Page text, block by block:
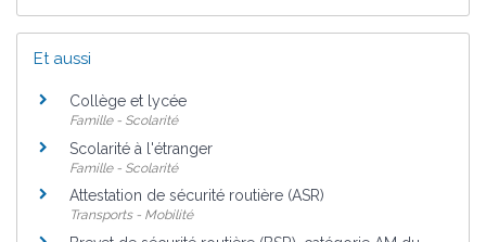
Et aussi
Collège et lycée
Famille - Scolarité
Scolarité à l'étranger
Famille - Scolarité
Attestation de sécurité routière (ASR)
Transports - Mobilité